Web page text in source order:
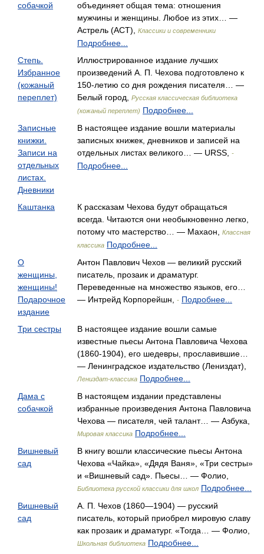
собачкой
объединяет общая тема: отношения
мужчины и женщины. Любое из этих… —
Астрель (АСТ),
Классики и современники
Подробнее...
Степь.
Избранное
(кожаный
переплет)
Иллюстрированное издание лучших
произведений А. П. Чехова подготовлено к
150-летию со дня рождения писателя… —
Белый город,
Русская классическая библиотека
(кожаный переплет) Подробнее...
Записные
книжки.
Записи на
отдельных
листах.
Дневники
В настоящее издание вошли материалы
записных книжек, дневников и записей на
отдельных листах великого… — URSS,
-
Подробнее...
Каштанка
К рассказам Чехова будут обращаться
всегда. Читаются они необыкновенно легко,
потому что мастерство… — Махаон,
Классная
классика Подробнее...
О
женщины,
женщины!
Подарочное
издание
Антон Павлович Чехов — великий русский
писатель, прозаик и драматург.
Переведенные на множество языков, его…
— Интрейд Корпорейшн,
- Подробнее...
Три сестры
В настоящее издание вошли самые
известные пьесы Антона Павловича Чехова
(1860-1904), его шедевры, прославившие…
— Ленинградское издательство (Лениздат),
Лениздат-классика Подробнее...
Дама с
собачкой
В настоящем издании представлены
избранные произведения Антона Павловича
Чехова — писателя, чей талант… — Азбука,
Мировая классика Подробнее...
Вишневый
сад
В книгу вошли классические пьесы Антона
Чехова «Чайка», «Дядя Ваня», «Три сестры»
и «Вишневый сад». Пьесы… — Фолио,
Библиотека русской классики для школ Подробнее...
Вишневый
сад
А. П. Чехов (1860—1904) — русский
писатель, который приобрел мировую славу
как прозаик и драматург. «Тогда… — Фолио,
Школьная библиотека Подробнее...